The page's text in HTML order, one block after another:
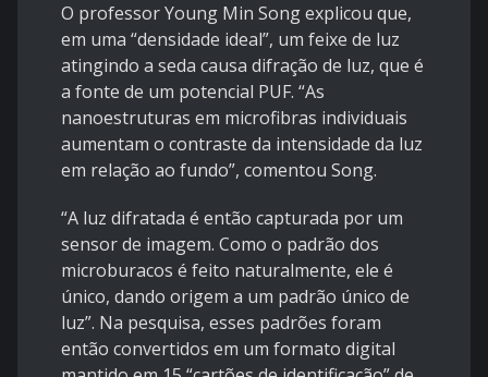
O professor Young Min Song explicou que,
em uma “densidade ideal”, um feixe de luz
atingindo a seda causa difração de luz, que é
a fonte de um potencial PUF. “As
nanoestruturas em microfibras individuais
aumentam o contraste da intensidade da luz
em relação ao fundo”, comentou Song.
“A luz difratada é então capturada por um
sensor de imagem. Como o padrão dos
microburacos é feito naturalmente, ele é
único, dando origem a um padrão único de
luz”. Na pesquisa, esses padrões foram
então convertidos em um formato digital